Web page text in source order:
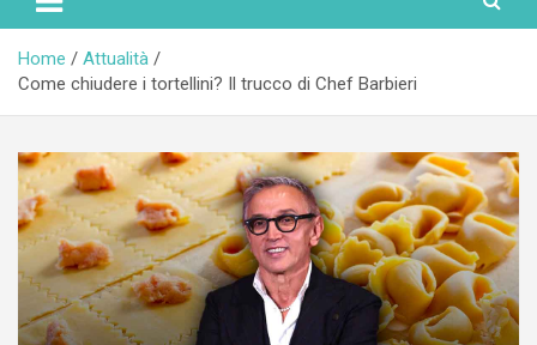
Home
Attualità
Come chiudere i tortellini? Il trucco di Chef Barbieri